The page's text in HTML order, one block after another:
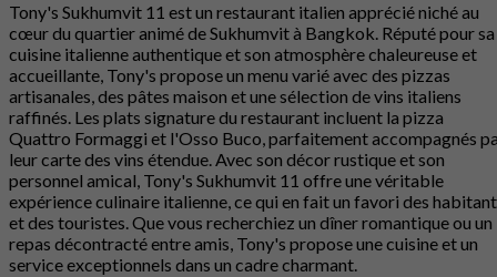
Tony's Sukhumvit 11 est un restaurant italien apprécié niché au
cœur du quartier animé de Sukhumvit à Bangkok. Réputé pour sa
cuisine italienne authentique et son atmosphère chaleureuse et
accueillante, Tony's propose un menu varié avec des pizzas
artisanales, des pâtes maison et une sélection de vins italiens
raffinés. Les plats signature du restaurant incluent la pizza
Quattro Formaggi et l'Osso Buco, parfaitement accompagnés
leur carte des vins étendue. Avec son décor rustique et son
personnel amical, Tony's Sukhumvit 11 offre une véritable
expérience culinaire italienne, ce qui en fait un favori des
et des touristes. Que vous recherchiez un dîner romantique ou un
repas décontracté entre amis, Tony's propose une cuisine et un
service exceptionnels dans un cadre charmant.